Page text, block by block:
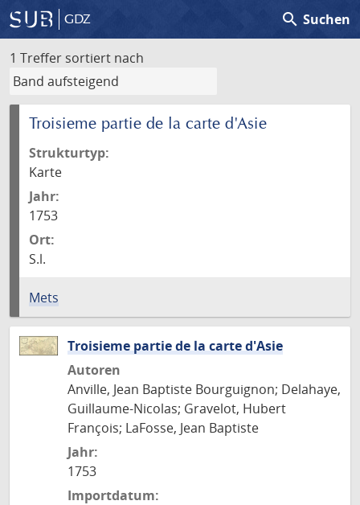
GDZ search Suchen
1 Treffer sortiert nach
Troisieme partie de la carte d'Asie
Strukturtyp:
Karte
Jahr:
1753
Ort:
S.l.
Mets
Troisieme partie de la carte d'Asie
Autoren
Anville, Jean Baptiste Bourguignon; Delahaye,
Guillaume-Nicolas; Gravelot, Hubert
François; LaFosse, Jean Baptiste
Jahr:
1753
Importdatum: